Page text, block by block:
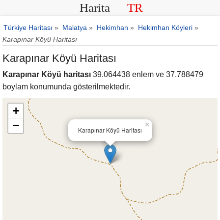
Harita TR
Türkiye Haritası » Malatya » Hekimhan » Hekimhan Köyleri »
Karapınar Köyü Haritası
Karapınar Köyü Haritası
Karapınar Köyü haritası 39.064438 enlem ve 37.788479
boylam konumunda gösterilmektedir.
Karapınar Köyü Haritası
×
+
−